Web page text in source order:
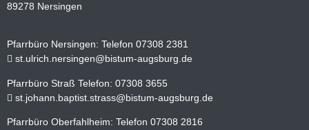
89278 Nersingen
Pfarrbüro Nersingen: Telefon 07308 2381
st.ulrich.nersingen@bistum-augsburg.de
Pfarrbüro Straß Telefon: 07308 3655
st.johann.baptist.strass@bistum-augsburg.de
Pfarrbüro Oberfahlheim: Telefon 07308 2816